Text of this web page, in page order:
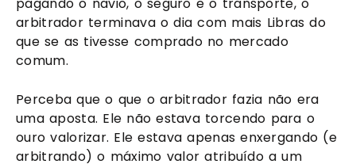
arbitrador terminava o dia com mais Libras do
que se as tivesse comprado no mercado
comum.
Perceba que o que o arbitrador fazia não era
uma aposta. Ele não estava torcendo para o
ouro valorizar. Ele estava apenas enxergando (e
arbitrando) o máximo valor atribuído a um